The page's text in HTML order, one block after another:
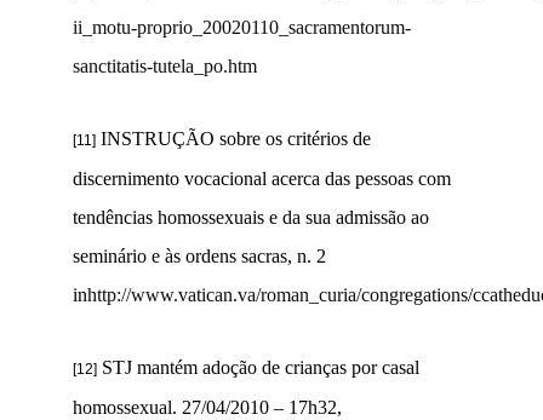
ii_motu-proprio_20020110_sacramentorum-
sanctitatis-tutela_po.htm
[11] INSTRUÇÃO sobre os critérios de
discernimento vocacional acerca das pessoas com
tendências homossexuais e da sua admissão ao
seminário e às ordens sacras, n. 2
inhttp://www.vatican.va/roman_curia/congregations/
[12] STJ mantém adoção de crianças por casal
homossexual. 27/04/2010 – 17h32,